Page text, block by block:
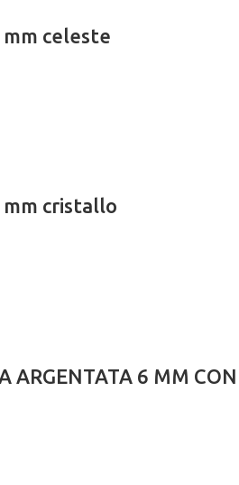
celeste
mm cristallo
ARGENTATA 6 MM CON